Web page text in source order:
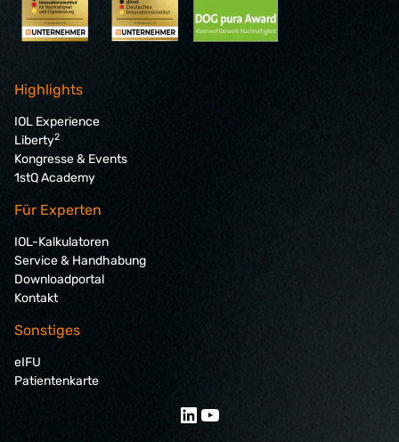
Highlights
IOL Experience
Liberty2
Kongresse & Events
1stQ Academy
Für Experten
IOL-Kalkulatoren
Service & Handhabung
Downloadportal
Kontakt
Sonstiges
eIFU
Patientenkarte
LinkedIn YouTube